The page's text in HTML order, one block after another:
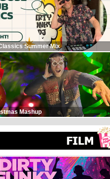
Summer Mix
Mashup